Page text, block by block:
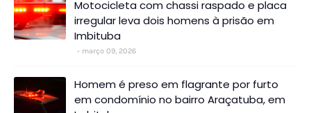
Motocicleta com chassi raspado e placa
irregular leva dois homens à prisão em
Imbituba
março 09, 2026
Homem é preso em flagrante por furto
em condomínio no bairro Araçatuba, em